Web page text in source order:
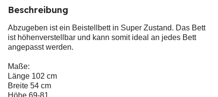
Beschreibung
Abzugeben ist ein Beistellbett in Super Zustand. Das Bett
ist höhenverstellbar und kann somit ideal an jedes Bett
angepasst werden.
Maße:
Länge 102 cm
Breite 54 cm
Höhe 69-81